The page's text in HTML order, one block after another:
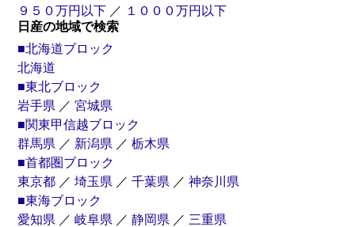
９５０万円以下 ／ １０００万円以下
日産の地域で検索
■北海道ブロック
北海道
■東北ブロック
岩手県 ／ 宮城県
■関東甲信越ブロック
群馬県 ／ 新潟県 ／ 栃木県
■首都圏ブロック
東京都 ／ 埼玉県 ／ 千葉県 ／ 神奈川県
■東海ブロック
愛知県 ／ 岐阜県 ／ 静岡県 ／ 三重県